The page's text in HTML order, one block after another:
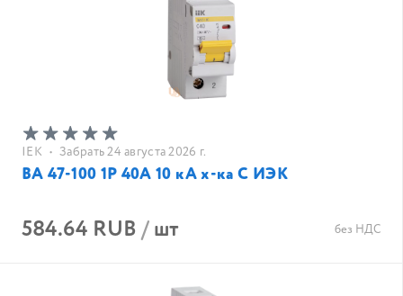
IEK • Забрать 24 августа 2026 г.
ВА 47-100 1Р 40А 10 кА х-ка С ИЭК
584.64 RUB/шт без НДС